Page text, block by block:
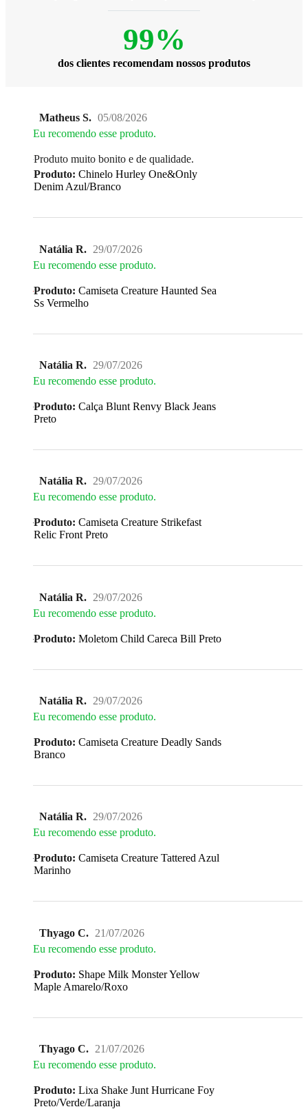
99%
dos clientes recomendam nossos produtos
Matheus S. 05/08/2026
Eu recomendo esse produto.
Produto muito bonito e de qualidade.
Produto: Chinelo Hurley One&Only
Denim Azul/Branco
Natália R. 29/07/2026
Eu recomendo esse produto.
Produto: Camiseta Creature Haunted Sea
Ss Vermelho
Natália R. 29/07/2026
Eu recomendo esse produto.
Produto: Calça Blunt Renvy Black Jeans
Preto
Natália R. 29/07/2026
Eu recomendo esse produto.
Produto: Camiseta Creature Strikefast
Relic Front Preto
Natália R. 29/07/2026
Eu recomendo esse produto.
Produto: Moletom Child Careca Bill Preto
Natália R. 29/07/2026
Eu recomendo esse produto.
Produto: Camiseta Creature Deadly Sands
Branco
Natália R. 29/07/2026
Eu recomendo esse produto.
Produto: Camiseta Creature Tattered Azul
Marinho
Thyago C. 21/07/2026
Eu recomendo esse produto.
Produto: Shape Milk Monster Yellow
Maple Amarelo/Roxo
Thyago C. 21/07/2026
Eu recomendo esse produto.
Produto: Lixa Shake Junt Hurricane Foy
Preto/Verde/Laranja